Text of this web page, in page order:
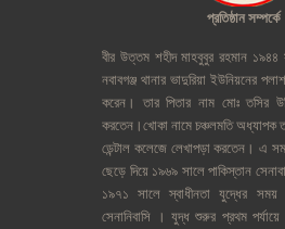
প্রতিষ্ঠান সম্পর্কে
বীর উত্তম শহীদ মাহবুবুর রহমান ১৯৪৪
নবাবগঞ্জ থানার ভাদুরিয়া ইউনিয়নের
করেন।
তার পিতার নাম মোঃ তসির
করতেন।খোকা নামে চঞ্চলমতি অধ্যাপক
ডেন্টাল কলেজে লেখাপড়া করতেন। এ
ছেড়ে দিয়ে ১৯৬৯ সালে পাকিস্তান
১৯৭১
সালে স্বাধীনতা যুদ্ধের সময়
সেনানিবাসি
। যুদ্ধ শুরুর প্রথম পর্যায়ে